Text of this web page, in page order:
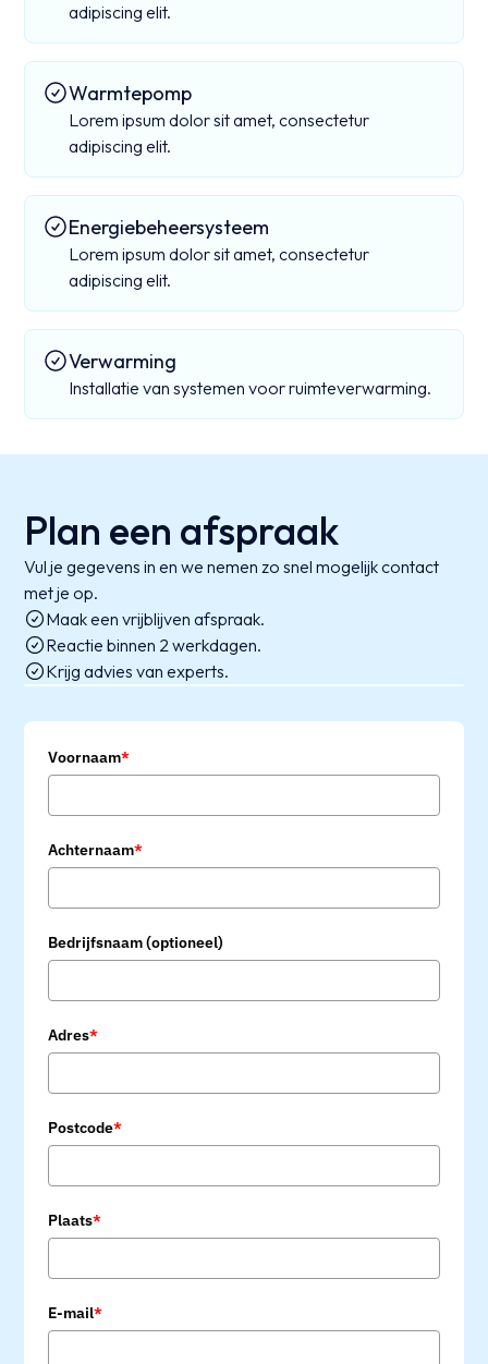
adipiscing elit.
Warmtepomp
Lorem ipsum dolor sit amet, consectetur
adipiscing elit.
Energiebeheersysteem
Lorem ipsum dolor sit amet, consectetur
adipiscing elit.
Verwarming
Installatie van systemen voor ruimteverwarming.
Plan een afspraak
Vul je gegevens in en we nemen zo snel mogelijk contact
met je op.
Maak een vrijblijven afspraak.
Reactie binnen 2 werkdagen.
Krijg advies van experts.
Voornaam*
Achternaam*
Bedrijfsnaam (optioneel)
Adres*
Postcode*
Plaats*
E-mail*